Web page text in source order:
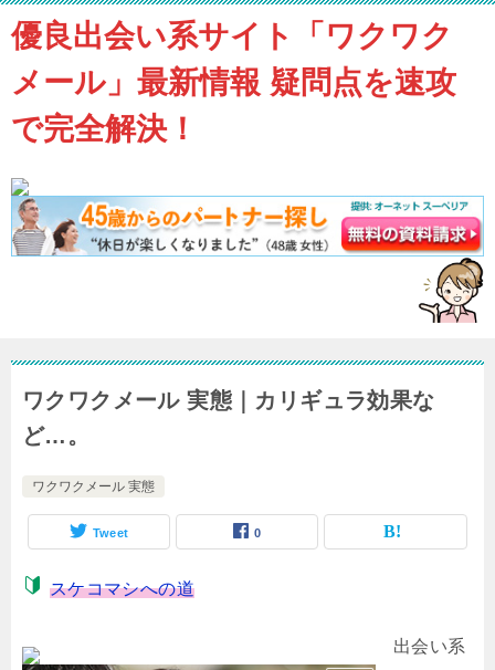
優良出会い系サイト「ワクワク
メール」最新情報 疑問点を速攻
で完全解決！
ワクワクメール 実態｜カリギュラ効果な
ど…。
ワクワクメール 実態
Tweet 0
スケコマシへの道
出会い系